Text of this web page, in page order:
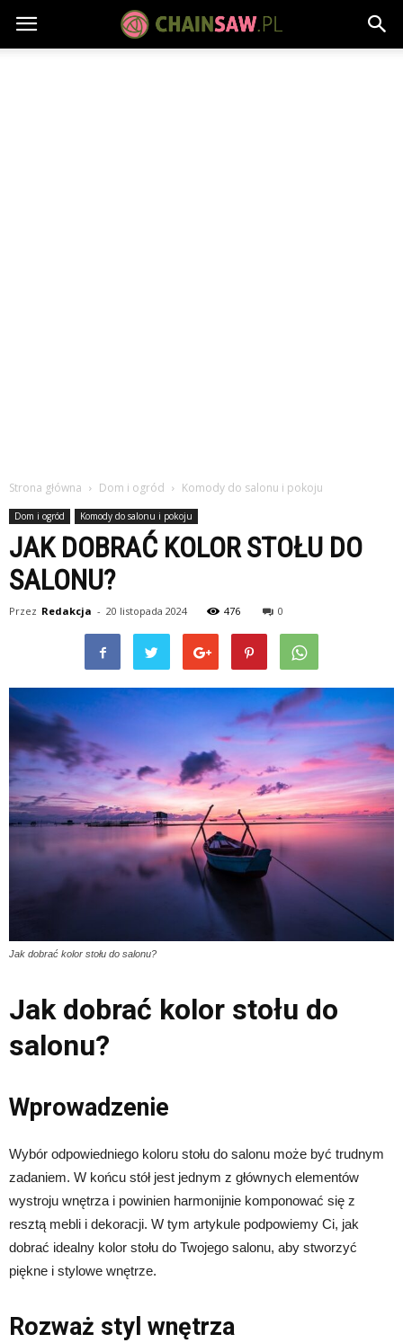
Strona główna Dom i ogród Komody do salonu i pokoju
Dom i ogród Komody do salonu i pokoju
JAK DOBRAĆ KOLOR STOŁU DO
SALONU?
Przez Redakcja - 20 listopada 2024 476 0
Jak dobrać kolor stołu do salonu?
Jak dobrać kolor stołu do
salonu?
Wprowadzenie
Wybór odpowiedniego koloru stołu do salonu może być trudnym
zadaniem. W końcu stół jest jednym z głównych elementów
wystroju wnętrza i powinien harmonijnie komponować się z
resztą mebli i dekoracji. W tym artykule podpowiemy Ci, jak
dobrać idealny kolor stołu do Twojego salonu, aby stworzyć
piękne i stylowe wnętrze.
Rozważ styl wnętrza